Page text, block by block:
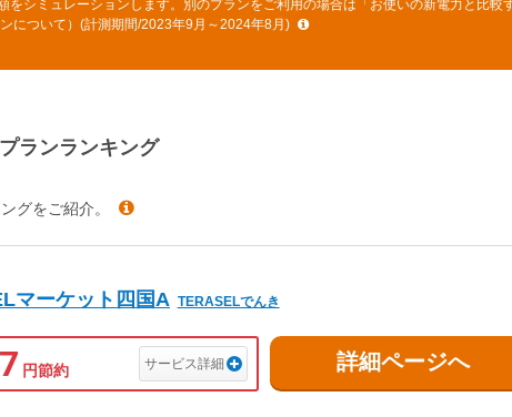
をシミュレーションします。別のプランをご利用の場合は「お使いの新電力と比較
について）(計測期間/2023年9月～2024年8月)
ランランキング
グをご紹介。
マーケット四国A TERASELでんき
円節約 サービス詳細